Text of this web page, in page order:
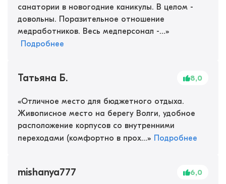
санатории в новогодние каникулы. В целом -
довольны. Поразительное отношение
медработников. Весь медперсонал -...»
Подробнее
Татьяна Б. 8,0
«Отличное место для бюджетного отдыха.
Живописное место на берегу Волги, удобное
расположение корпусов со внутренними
переходами (комфортно в прох...» Подробнее
mishanya777 6,0